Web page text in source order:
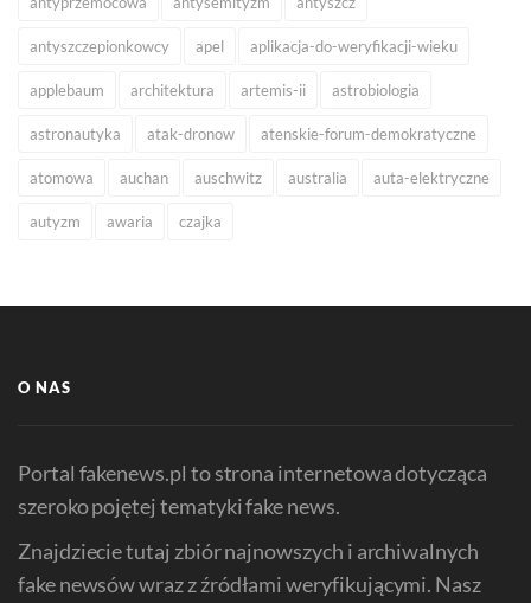
antyszczepionkowcy apel aplikacja-do-weryfikacji-wieku
applebaum architektura artemis-ii astrobiologia
astronautyka atak-dronow atenskie-forum-demokratyczne
atomowa auchan auschwitz australia auta-elektryczne
autyzm awaria czajka
O NAS
Portal fakenews.pl to strona internetowa dotycząca
szeroko pojętej tematyki fake news.
Znajdziecie tutaj zbiór najnowszych i archiwalnych
fake newsów wraz z źródłami weryfikującymi. Nasz